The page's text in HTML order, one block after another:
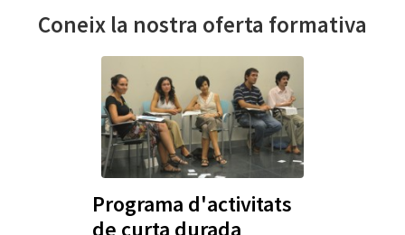
Coneix la nostra oferta formativa
Programa d'activitats
de curta durada